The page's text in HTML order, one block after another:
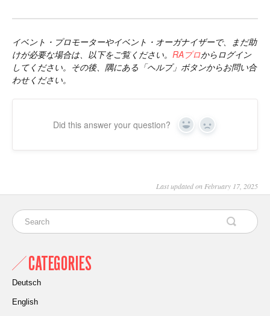
イベント・プロモーターやイベント・オーガナイザーで、まだ助
けが必要な場合は、以下をご覧ください。 RAプロからログイン
してください。その後、隅にある「ヘルプ」ボタンからお問い合
わせください。
Did this answer your question? Yes No
Last updated on February 17, 2025
CATEGORIES
Deutsch
English